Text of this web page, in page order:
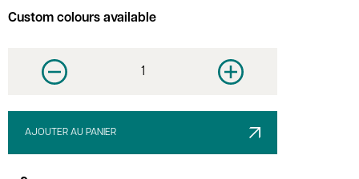
Custom colours available
Decrease quantity Increase quantity
AJOUTER AU PANIER